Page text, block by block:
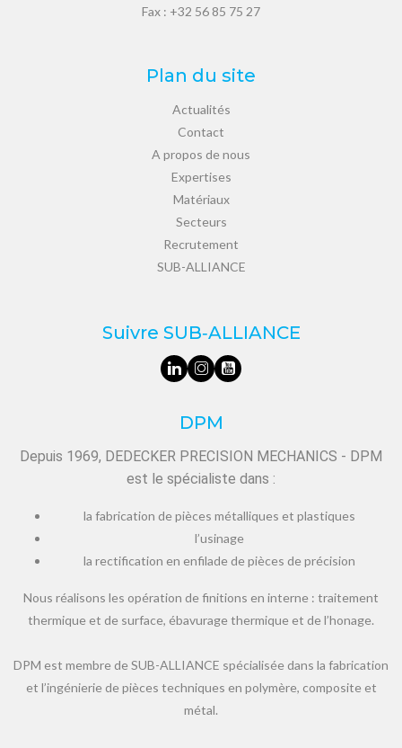
Fax : +32 56 85 75 27
Plan du site
Actualités
Contact
A propos de nous
Expertises
Matériaux
Secteurs
Recrutement
SUB-ALLIANCE
Suivre SUB‑ALLIANCE
DPM
Depuis 1969, DEDECKER PRECISION MECHANICS - DPM
est le spécialiste dans :
la fabrication de pièces métalliques et plastiques
l’usinage
la rectification en enfilade de pièces de précision
Nous réalisons les opération de finitions en interne : traitement
thermique et de surface, ébavurage thermique et de l’honage.
DPM est membre de SUB-ALLIANCE spécialisée dans la fabrication
et l’ingénierie de pièces techniques en polymère, composite et
métal.